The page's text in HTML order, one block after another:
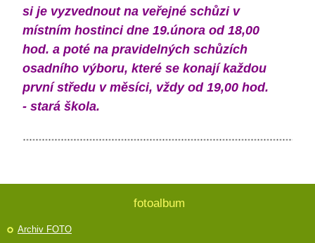
si je vyzvednout na veřejné schůzi v
místním hostinci dne 19.února od 18,00
hod. a poté na pravidelných schůzích
osadního výboru, které se konají každou
první středu v měsíci, vždy od 19,00 hod.
- stará škola.
fotoalbum
Archiv FOTO